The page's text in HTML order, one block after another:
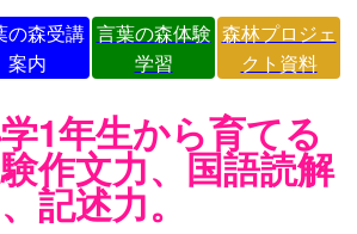
の森受講
案内
言葉の森体験
学習
森林プロジェ
クト資料
1年生から育てる
作文力、国語読解
記述力。